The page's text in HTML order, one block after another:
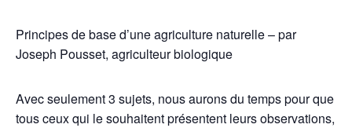
Principes de base d’une agriculture naturelle – par
Joseph Pousset, agriculteur biologique
Avec seulement 3 sujets, nous aurons du temps pour que
tous ceux qui le souhaitent présentent leurs observations,